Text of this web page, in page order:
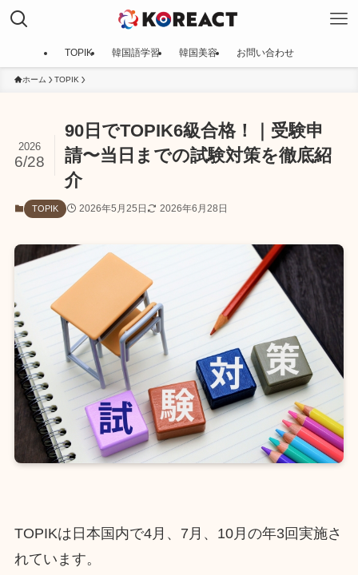
TOPIK 韓国語学習 韓国美容 お問い合わせ
ホーム TOPIK
90日でTOPIK6級合格！｜受験申
請〜当日までの試験対策を徹底紹
介
2026
6/28
TOPIK 2026年5月25日 2026年6月28日
TOPIKは日本国内で4月、7月、10月の年3回実施さ
れています。